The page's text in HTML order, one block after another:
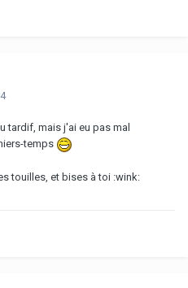
tardif, mais j'ai eu pas mal
temps
touilles, et bises à toi :wink: